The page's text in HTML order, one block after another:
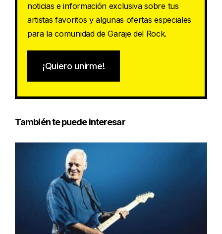
noticias e información exclusiva sobre tus
artistas favoritos y algunas ofertas especiales
para la comunidad de Garaje del Rock.
¡Quiero unirme!
También te puede interesar